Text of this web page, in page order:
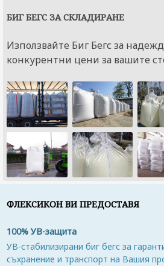
БИГ БЕГС ЗА СКЛАДИРАНЕ
Използвайте Биг Бегс за
конкурентни цени за вашите
ФЛЕКСИКОН ВИ ПРЕДОСТАВЯ
100% УВ-защита
УВ-стабилизирани биг бегс за
съхранение и транспорт на Вашия